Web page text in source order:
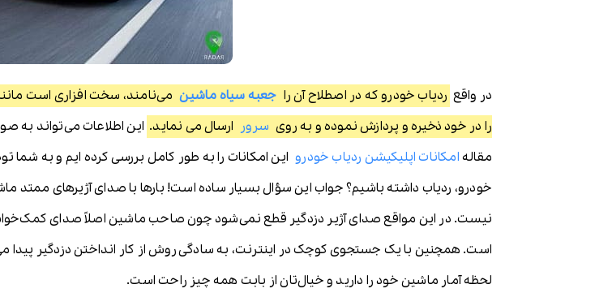
در واقع ردیاب خودرو که در اصطلاح آن را جعبه سیاه ماشینمی‌نامند، سخت افزاری است مانند
را در خود ذخیره و پردازش نموده و به روی سرور ارسال می نماید. این اطلاعات می‌تواند به
مقالهامکانات اپلیکیشن ردیاب خودرواین امکانات را به طور کامل بررسی کرده ایم و به شما
خودرو، ردیاب داشته باشیم؟ جواب این سؤال بسیار ساده است! بارها با صدای آژیرهای
نیست. در این مواقع صدای آژیر دزدگیر قطع نمی‌شود چون صاحب ماشین اصلاً صدای
است. همچنین با یک جستجوی کوچک در اینترنت، به سادگی روش از کار انداختن دزدگیر پیدا
لحظه آمار ماشین خود را دارید و خیال‌تان از بابت همه چیز راحت است.